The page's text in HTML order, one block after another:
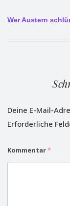
Wer Austern
Deine E-Mail-
Erforderliche
Kommentar*